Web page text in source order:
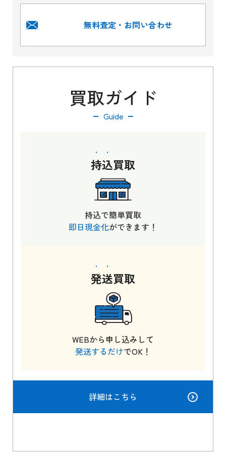
無料査定・お問い合わせ
買取ガイド
Guide
持込買取
持込で簡単買取
即日現金化ができます！
発送買取
WEBから申し込みして
発送するだけでOK！
詳細はこちら